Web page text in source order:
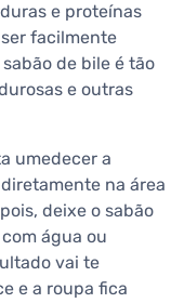
e proteínas
facilmente
de bile é tão
e outras
umedecer a
na área
deixe o sabão
água ou
vai te
e a roupa fica